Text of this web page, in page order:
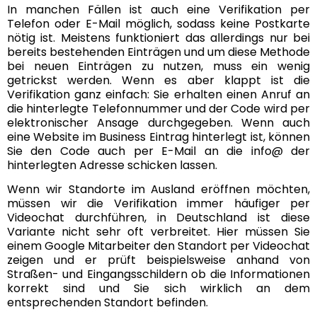
In manchen Fällen ist auch eine Verifikation per
Telefon oder E-Mail möglich, sodass keine Postkarte
nötig ist. Meistens funktioniert das allerdings nur bei
bereits bestehenden Einträgen und um diese Methode
bei neuen Einträgen zu nutzen, muss ein wenig
getrickst werden. Wenn es aber klappt ist die
Verifikation ganz einfach: Sie erhalten einen Anruf an
die hinterlegte Telefonnummer und der Code wird per
elektronischer Ansage durchgegeben. Wenn auch
eine Website im Business Eintrag hinterlegt ist, können
Sie den Code auch per E-Mail an die info@ der
hinterlegten Adresse schicken lassen.
Wenn wir Standorte im Ausland eröffnen möchten,
müssen wir die Verifikation immer häufiger per
Videochat durchführen, in Deutschland ist diese
Variante nicht sehr oft verbreitet. Hier müssen Sie
einem Google Mitarbeiter den Standort per Videochat
zeigen und er prüft beispielsweise anhand von
Straßen- und Eingangsschildern ob die Informationen
korrekt sind und Sie sich wirklich an dem
entsprechenden Standort befinden.